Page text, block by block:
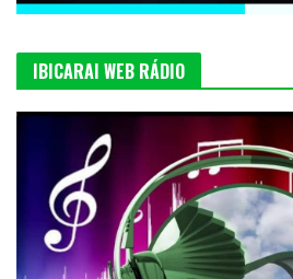
IBICARAI WEB RÁDIO